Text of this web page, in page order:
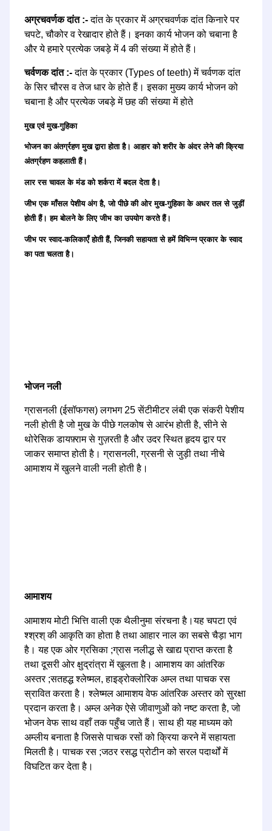
अग्रचवर्णक दांत :-दांत के प्रकार में अग्रचवर्णक दांत किनारे पर
चपटे, चौकोर व रेखादार होते हैं। इनका कार्य भोजन को चबाना है
और ये हमारे प्रत्येक जबड़े में 4 की संख्या में होते हैं।
चर्वणक दांत :-दांत के प्रकार (Types of teeth) में चर्वणक दांत
के सिर चौरस व तेज धार के होते हैं। इसका मुख्य कार्य भोजन को
चबाना है और प्रत्येक जबड़े में छह की संख्या में होते
मुख एवं मुख-गुहिका
भोजन का अंतर्ग्रहण मुख द्वारा होता है। आहार को शरीर के अंदर लेने की क्रिया
अंतर्ग्रहण कहलाती हैं।
लार रस चावल के मंड को शर्करा में बदल देता है।
जीभ एक माँसल पेशीय अंग है, जो पीछे की ओर मुख-गुहिका के अधर तल से जुड़ीं
होती हैं। हम बोलने के लिए जीभ का उपयोग करते हैं।
जीभ पर स्वाद-कलिकाएँ होती हैं, जिनकी सहायता से हमें विभिन्न प्रकार के स्वाद
का पता चलता है।
भोजन नली
ग्रासनली (ईसॉफगस) लगभग 25 सेंटीमीटर लंबी एक संकरी पेशीय
नली होती है जो मुख के पीछे गलकोष से आरंभ होती है, सीने से
थोरेसिक डायफ़्राम से गुज़रती है और उदर स्थित हृदय द्वार पर
जाकर समाप्त होती है। ग्रासनली, ग्रसनी से जुड़ी तथा नीचे
आमाशय में खुलने वाली नली होती है।
आमाशय
आमाशय मोटी भित्ति वाली एक थैलीनुमा संरचना है।यह चपटा एवं
श्श्रश् की आकृति का होता है तथा आहार नाल का सबसे चैड़ा भाग
है। यह एक ओर ग्रसिका ;ग्रास नलीद्ध से खाद्य प्राप्त करता है
तथा दूसरी ओर क्षुद्रांत्रा में खुलता है। आमाशय का आंतरिक
अस्तर ;सतहद्ध श्लेष्मल, हाइड्रोक्लोरिक अम्ल तथा पाचक रस
स्रावित करता है। श्लेष्मल आमाशय वेफ आंतरिक अस्तर को सुरक्षा
प्रदान करता है। अम्ल अनेक ऐसे जीवाणुओं को नष्ट करता है, जो
भोजन वेफ साथ वहाँ तक पहुँच जाते हैं। साथ ही यह माध्यम को
अम्लीय बनाता है जिससे पाचक रसों को क्रिया करने में सहायता
मिलती है। पाचक रस ;जठर रसद्ध प्रोटीन को सरल पदार्थों में
विघटित कर देता है।